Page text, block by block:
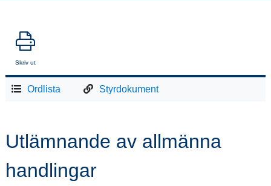
Skriv ut
Ordlista Styrdokument
Utlämnande av allmänna
handlingar